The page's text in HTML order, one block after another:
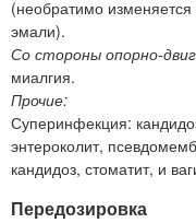
(необратимо изменяется
эмали).
Со стороны опорно-
миалгия.
Прочие:
Суперинфекция:
энтероколит,
кандидоз, стоматит, и
Передозировка